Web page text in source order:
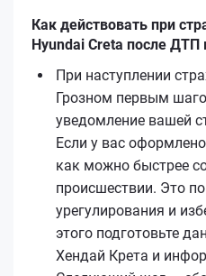
Как действовать при
Hyundai Creta после ДТП
При наступлении
Грозном первым
уведомление вашей
Если у вас
как можно быстрее
происшествии. Это
урегулирования и
этого подготовьте
Хендай Кретa и